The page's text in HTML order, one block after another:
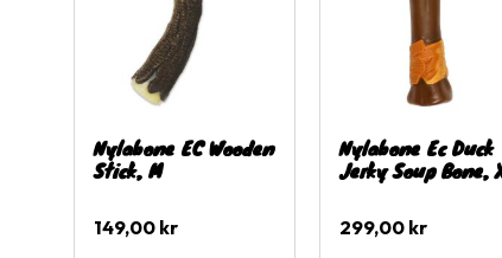
Nylabone EC Wooden
Stick, M
149,00 kr
Nylabone Ec Duck
Jerky Soup Bone,
299,00kr